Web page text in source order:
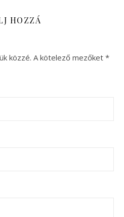
HOZZÁ
közzé. A kötelező mezőket *